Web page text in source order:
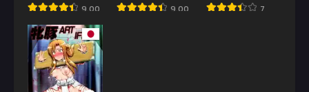
9.00 9.00 7